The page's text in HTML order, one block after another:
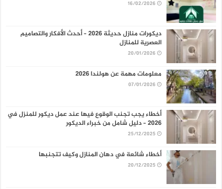
16/02/2026
ديكورات منازل حديثة 2026 – أحدث الأفكار والتصاميم
العصرية للمنازل
20/01/2026
معلومات مهمة عن هولندا 2026
07/01/2026
أخطاء يجب تجنب الوقوع فيها عند عمل ديكور للمنزل في
2026 – دليل شامل من خبراء الديكور
25/12/2025
أخطاء شائعة في دهان المنازل وكيف تتجنبها
20/12/2025